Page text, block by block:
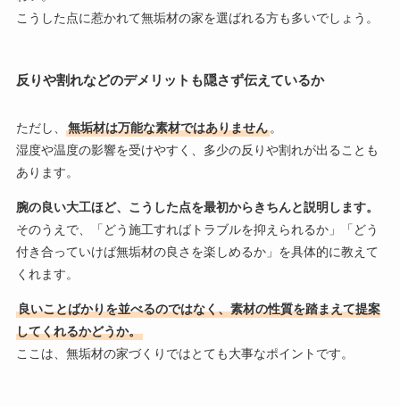
こうした点に惹かれて無垢材の家を選ばれる方も多いでしょう。
反りや割れなどのデメリットも隠さず伝えているか
ただし、 無垢材は万能な素材ではありません。
湿度や温度の影響を受けやすく、多少の反りや割れが出ることも
あります。
腕の良い大工ほど、こうした点を最初からきちんと説明します。
そのうえで、「どう施工すればトラブルを抑えられるか」「どう
付き合っていけば無垢材の良さを楽しめるか」を具体的に教えて
くれます。
良いことばかりを並べるのではなく、素材の性質を踏まえて提案
してくれるかどうか。
ここは、無垢材の家づくりではとても大事なポイントです。